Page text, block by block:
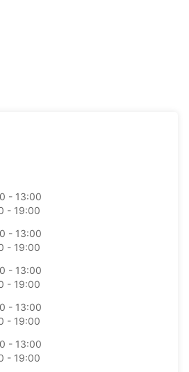
- 13:00
- 19:00
- 13:00
- 19:00
- 13:00
- 19:00
- 13:00
- 19:00
- 13:00
- 19:00